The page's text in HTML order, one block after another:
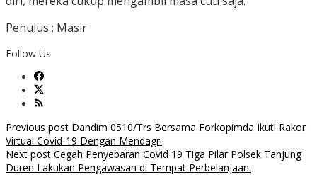
Penulus : Masir
Follow Us
Post
navigation
Previous post Dandim 0510/Trs Bersama Forkopimda Ikuti Rakor
Virtual Covid-19 Dengan Mendagri
Next post Cegah Penyebaran Covid 19 Tiga Pilar Polsek Tanjung
Duren Lakukan Pengawasan di Tempat Perbelanjaan.